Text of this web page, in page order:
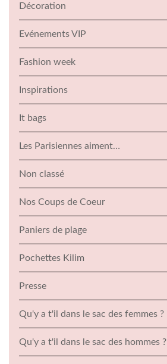
Décoration
Evénements VIP
Fashion week
Inspirations
It bags
Les Parisiennes aiment…
Non classé
Nos Coups de Coeur
Paniers de plage
Pochettes Kilim
Presse
Qu'y a t'il dans le sac des femmes ?
Qu'y a t'il dans le sac des hommes ?